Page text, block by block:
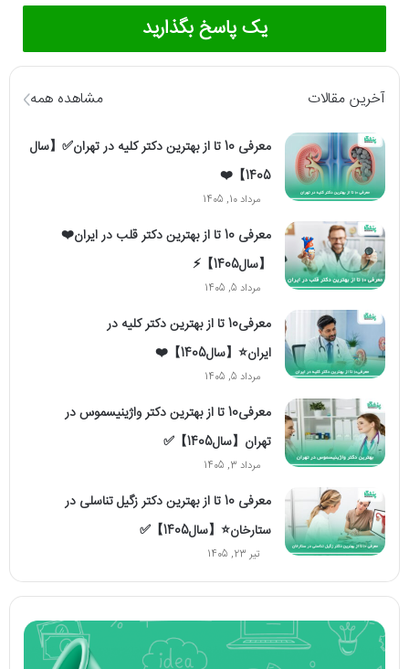
یک پاسخ بگذارید
آخرین مقالات مشاهده همه
معرفی 10 تا از بهترین دکتر کلیه در تهران✅【سال
1405】❤️
مرداد 10, 1405
معرفی 10 تا از بهترین دکتر قلب در ایران❤️
【سال1405】⚡️
مرداد 5, 1405
معرفی10 تا از بهترین دکتر کلیه در
ایران⭐【سال1405】❤️
مرداد 5, 1405
معرفی10 تا از بهترین دکتر واژینیسموس در
تهران【سال1405】✅
مرداد 3, 1405
معرفی 10 تا از بهترین دکتر زگیل تناسلی در
ستارخان⭐【سال1405】✅
تیر 23, 1405